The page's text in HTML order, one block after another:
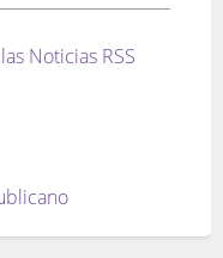
Noticias RSS